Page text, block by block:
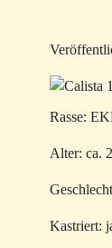
Rasse:
Alter: ca.
Kastriert: